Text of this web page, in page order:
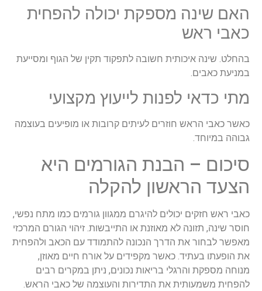
האם שינה מספקת יכולה להפחית
כאבי ראש
בהחלט. שינה איכותית חשובה לתפקוד תקין של הגוף ומסייעת
במניעת כאבים.
מתי כדאי לפנות לייעוץ מקצועי
כאשר כאבי הראש חוזרים לעיתים קרובות או מופיעים בעוצמה
גבוהה במיוחד.
סיכום – הבנת הגורמים היא
הצעד הראשון להקלה
כאבי ראש חזקים יכולים להיגרם ממגוון גורמים כמו מתח נפשי,
חוסר שינה, תזונה לא מאוזנת או התייבשות. זיהוי הגורם המרכזי
מאפשר לבחור את הדרך הנכונה להתמודד עם הכאב ולהפחית
את הופעתו בעתיד. כאשר מקפידים על אורח חיים מאוזן,
מנוחה מספקת והרגלי בריאות נכונים, ניתן במקרים רבים
להפחית משמעותית את התדירות והעוצמה של כאבי הראש.